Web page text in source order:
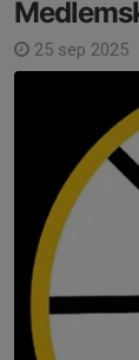
25 sep 2025